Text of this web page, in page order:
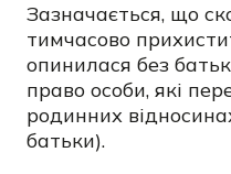
Зазначається, що
тимчасово
опинилася без
право особи, які
родинних
батьки).